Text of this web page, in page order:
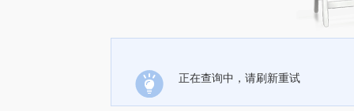
正在查询中，请刷新重试